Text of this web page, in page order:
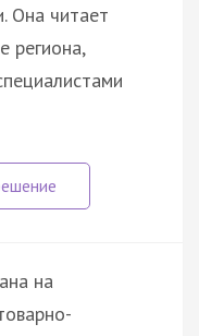
Она читает
региона,
на